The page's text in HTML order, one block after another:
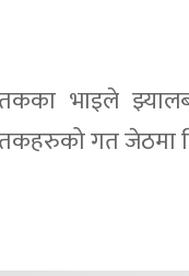
भाइले
गत जेठमा